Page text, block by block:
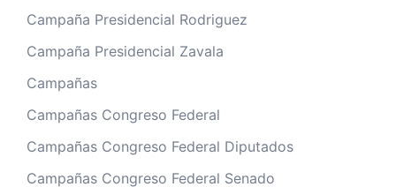
Campaña Presidencial Rodriguez
Campaña Presidencial Zavala
Campañas
Campañas Congreso Federal
Campañas Congreso Federal Diputados
Campañas Congreso Federal Senado